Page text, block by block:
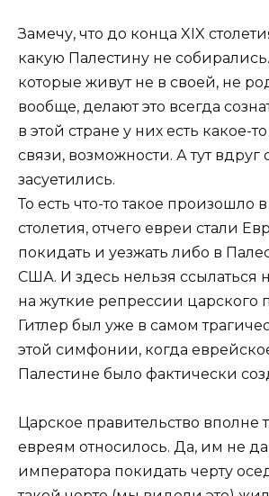
Замечу, что до конца XIX
какую Палестину не
которые живут не в своей, не
вообще, делают это всегда
в этой стране у них есть какое-
связи, возможности. А тут вдруг
засуетились.
То есть что-то такое произошло
столетия, отчего евреи стали
покидать и уезжать либо в
США. И здесь нельзя ссылаться
на жуткие репрессии царского
Гитлер был уже в самом
этой симфонии, когда
Палестине было фактически
Царское правительство вполне
евреям относилось. Да, им не
императора покидать черту